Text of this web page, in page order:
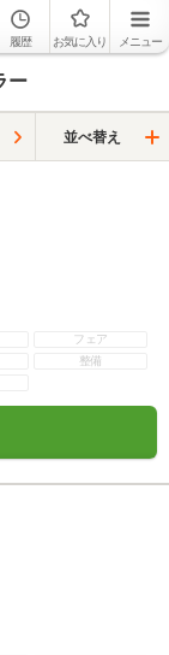
履歴 お気に入り メニュー
ー
並べ替え
フェア
整備